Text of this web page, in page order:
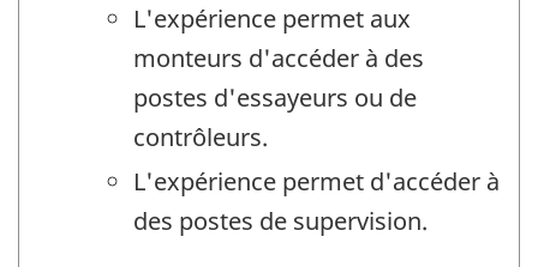
L'expérience permet aux
monteurs d'accéder à des
postes d'essayeurs ou de
contrôleurs.
L'expérience permet d'accéder à
des postes de supervision.